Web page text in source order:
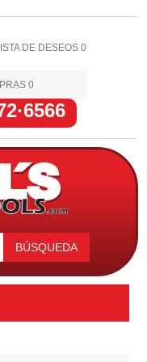
DE DESEOS 0
0
BÚSQUEDA